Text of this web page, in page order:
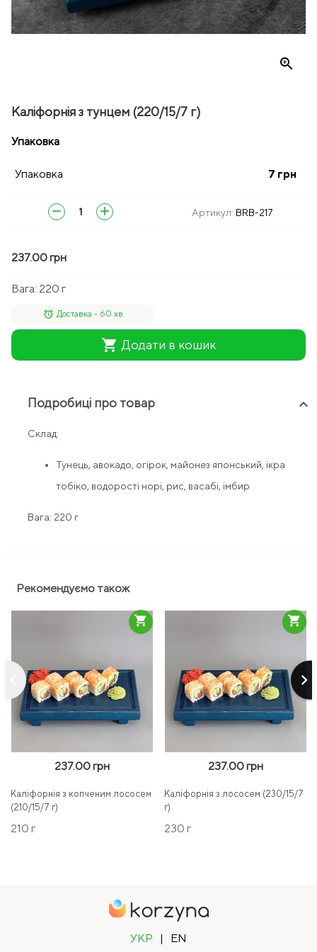
zoom_in
Каліфорнія з тунцем (220/15/7 г)
Упаковка
Упаковка 7 грн
remove add Артикул: BRB-217
237.00 грн
Вага: 220 г
alarm Доставка - 60 хв
shopping_cart Додати в кошик
Подробиці про товар keyboard_arrow_up
Склад:
Тунець, авокадо, огірок, майонез японський, ікра
тобіко, водорості норі, рис, васабі, імбир
Вага: 220 г
Рекомендуємо також
keyboard_arrow_right
237.00 грн
Каліфорнія з копченим лососем
(210/15/7 г)
210 г
shopping_cart
237.00 грн
Каліфорнія з лососем (230/15/7
г)
230 г
shopping_cart
УКР | EN